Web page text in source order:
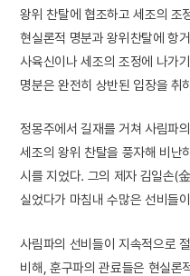
왕위 찬탈에 협조하고 세조의 조
현실론적 명분과 왕위찬탈에 항
사육신이나 세조의 조정에 나가
명분은 완전히 상반된 입장을 취
정몽주에서 길재를 거쳐 사림파
세조의 왕위 찬탈을 풍자해 비
시를 지었다. 그의 제자 김일손(
실었다가 마침내 수많은 선비들
사림파의 선비들이 지속적으로
비해, 훈구파의 관료들은 현실론